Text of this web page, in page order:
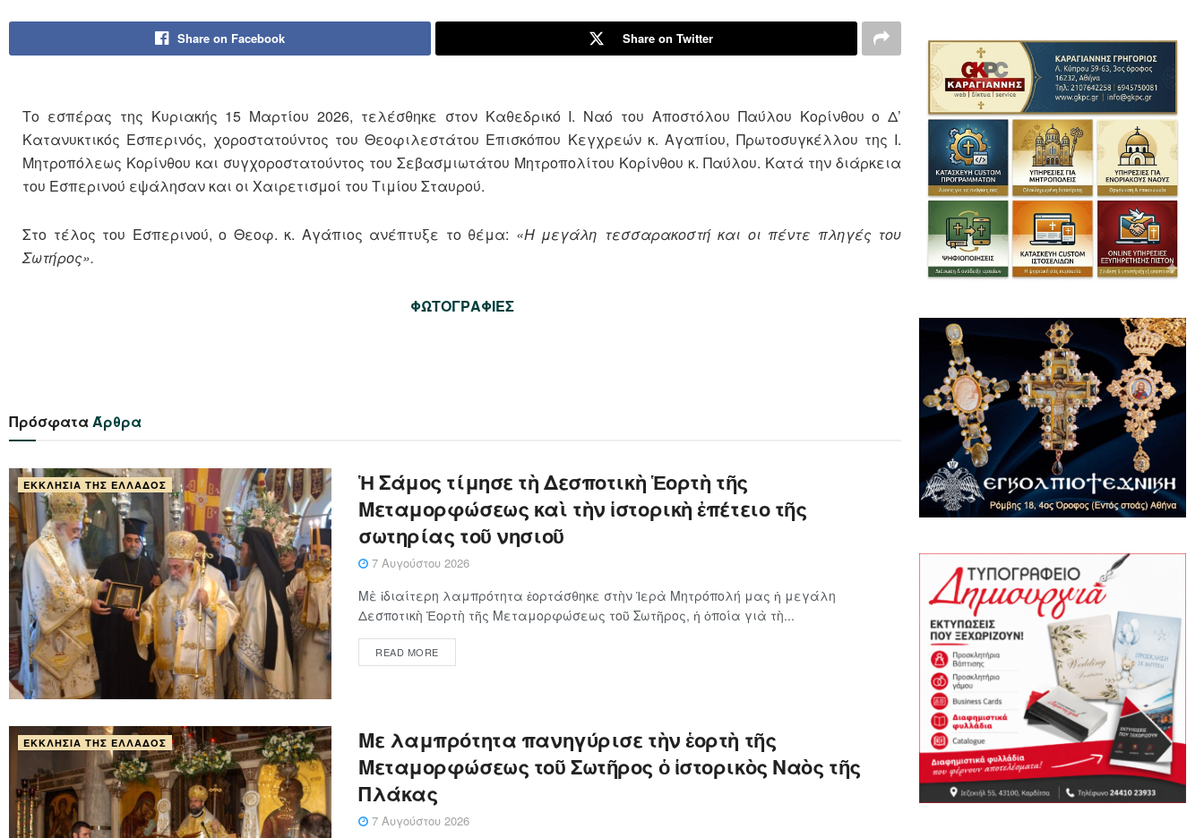
Share on Facebook Share on Twitter
Το εσπέρας της Κυριακής 15 Μαρτίου 2026, τελέσθηκε στον Καθεδρικό Ι. Ναό του Αποστόλου Παύλου Κορίνθου ο Δ’
Κατανυκτικός Εσπερινός, χοροστατούντος του Θεοφιλεστάτου Επισκόπου Κεγχρεών κ. Αγαπίου, Πρωτοσυγκέλλου της Ι.
Μητροπόλεως Κορίνθου και συγχοροστατούντος του Σεβασμιωτάτου Μητροπολίτου Κορίνθου κ. Παύλου. Κατά την διάρκεια
του Εσπερινού εψάλησαν και οι Χαιρετισμοί του Τιμίου Σταυρού.
Στο τέλος του Εσπερινού, ο Θεοφ. κ. Αγάπιος ανέπτυξε το θέμα: «Η μεγάλη τεσσαρακοστή και οι πέντε πληγές του
Σωτήρος».
ΦΩΤΟΓΡΑΦΙΕΣ
ΠρόσφαταΆρθρα
ΕΚΚΛΗΣΊΑ ΤΗΣ ΕΛΛΆΔΟΣ
Ἡ Σάμος τίμησε τὴ Δεσποτικὴ Ἑορτὴ τῆς
Μεταμορφώσεως καὶ τὴν ἱστορικὴ ἐπέτειο τῆς
σωτηρίας τοῦ νησιοῦ
7 Αυγούστου 2026
Μὲ ἰδιαίτερη λαμπρότητα ἑορτάσθηκε στὴν Ἱερὰ Μητρόπολή μας ἡ μεγάλη
Δεσποτικὴ Ἑορτὴ τῆς Μεταμορφώσεως τοῦ Σωτῆρος, ἡ ὁποία γιὰ τὴ...
READ MORE
ΕΚΚΛΗΣΊΑ ΤΗΣ ΕΛΛΆΔΟΣ
Με λαμπρότητα πανηγύρισε τὴν ἑορτὴ τῆς
Μεταμορφώσεως τοῦ Σωτῆρος ὁ ἱστορικὸς Ναὸς τῆς
Πλάκας
7 Αυγούστου 2026